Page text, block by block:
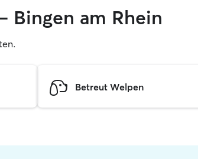
Bingen am Rhein
Betreut Welpen